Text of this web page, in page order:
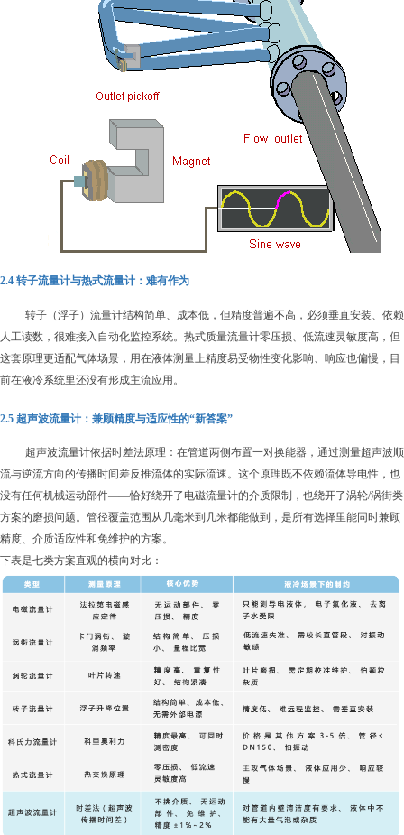
2.4 转子流量计与热式流量计： 难有作为
转子（浮子）流量计结构简单、成本低，但精度普遍不高，必须垂直安装、依赖
人工读数，很难接入自动化监控系统。热式质量流量计零压损、低流速灵敏度高，但
这套原理更适配气体场景，用在液体测量上精度易受物性变化影响、响应也偏慢，目
前在液冷系统里还没有形成主流应用。
2.5 超声波流量计：兼顾精度与适应性的“新答案”
超声波流量计依据时差法原理：在管道两侧布置一对换能器，通过测量超声波顺
流与逆流方向的传播时间差反推流体的实际流速。这个原理既不依赖流体导电性，也
没有任何机械运动部件——恰好绕开了电磁流量计的介质限制，也绕开了涡轮/涡街类
方案的磨损问题。管径覆盖范围从几毫米到几米都能做到，是所有选择里能同时兼顾
精度、介质适应性和免维护的方案。
下表是七类方案直观的横向对比：